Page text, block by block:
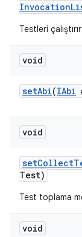
Invocation
Testleri
void
setAbi(IAbi
void
setCollect
Test)
Test toplama
void